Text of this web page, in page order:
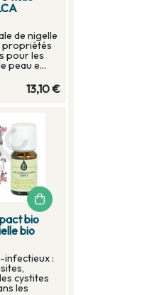
de nigelle
propriétés
pour les
peau e...
13,10 €
bio
bio
infectieux :
cystites
les